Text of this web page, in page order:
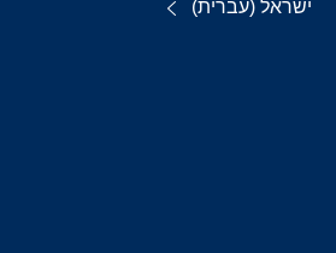
ישראל (עברית)